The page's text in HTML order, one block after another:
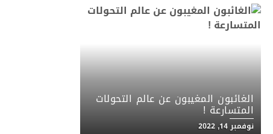
الغائبون المغيبون عن عالم التحولات
المتسارعة !
نوفمبر 14, 2022